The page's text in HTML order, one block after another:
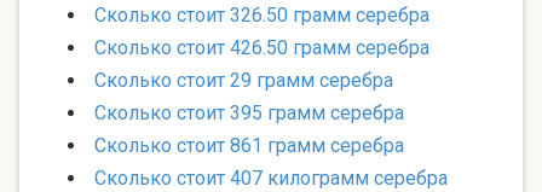
Сколько стоит 326.50 грамм серебра
Сколько стоит 426.50 грамм серебра
Сколько стоит 29 грамм серебра
Сколько стоит 395 грамм серебра
Сколько стоит 861 грамм серебра
Сколько стоит 407 килограмм серебра